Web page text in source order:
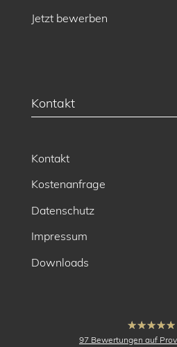
Jetzt bewerben
Kontakt
Kontakt
Kostenanfrage
Datenschutz
Impressum
Downloads
hat4.91
97Bewertungen auf